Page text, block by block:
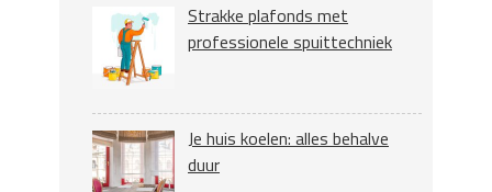
Strakke plafonds met
professionele spuittechniek
Je huis koelen: alles behalve
duur